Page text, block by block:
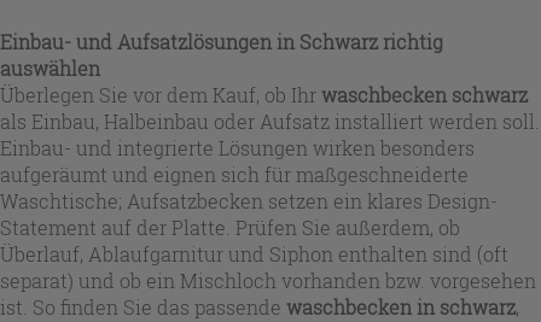
Einbau- und Aufsatzlösungen in Schwarz richtig
auswählen
Überlegen Sie vor dem Kauf, ob Ihrwaschbecken schwarz
als Einbau, Halbeinbau oder Aufsatz installiert werden soll.
Einbau- und integrierte Lösungen wirken besonders
aufgeräumt und eignen sich für maßgeschneiderte
Waschtische; Aufsatzbecken setzen ein klares Design-
Statement auf der Platte. Prüfen Sie außerdem, ob
Überlauf, Ablaufgarnitur und Siphon enthalten sind (oft
separat) und ob ein Mischloch vorhanden bzw. vorgesehen
ist. So finden Sie das passende waschbecken in schwarz,